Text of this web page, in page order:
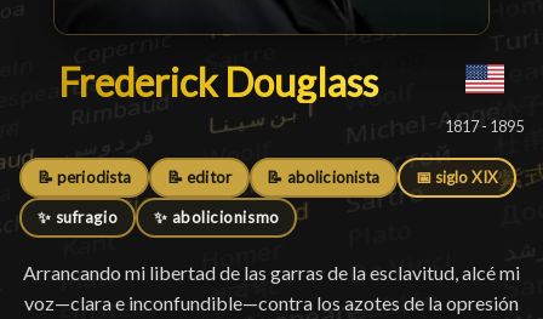
Frederick Douglass
Frederick Douglass█
1817 - 1895
📝 periodista 📝 editor 📝 abolicionista 📅 siglo XIX
✨ sufragio ✨ abolicionismo
Arrancando mi libertad de las garras de la esclavitud, alcé mi
voz—clara e inconfundible—contra los azotes de la opresión